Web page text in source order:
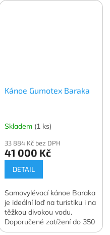
Kánoe Gumotex Baraka
Skladem (1 ks)
33 884 Kč bez DPH
41 000 Kč
DETAIL
Samovylévací kánoe Baraka
je ideální loď na turistiku i na
těžkou divokou vodu.
Doporučené zatížení do 350
kg.